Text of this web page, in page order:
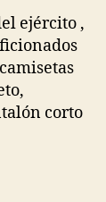
ejército ,
corto